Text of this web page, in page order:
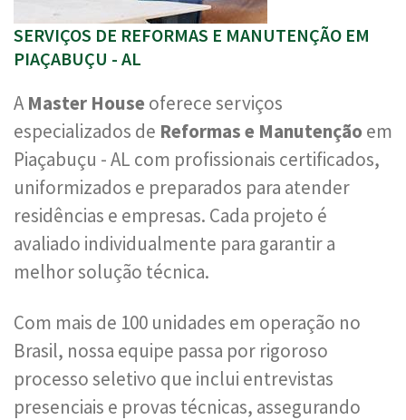
SERVIÇOS DE REFORMAS E MANUTENÇÃO EM
PIAÇABUÇU - AL
AMaster House oferece serviços
especializados de Reformas e Manutenção em
Piaçabuçu - AL com profissionais certificados,
uniformizados e preparados para atender
residências e empresas. Cada projeto é
avaliado individualmente para garantir a
melhor solução técnica.
Com mais de 100 unidades em operação no
Brasil, nossa equipe passa por rigoroso
processo seletivo que inclui entrevistas
presenciais e provas técnicas, assegurando